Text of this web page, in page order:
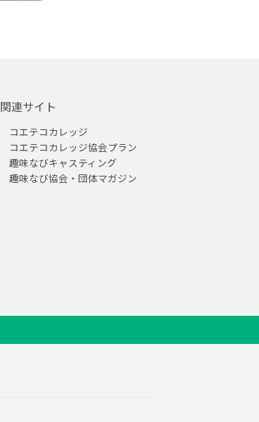
関連サイト
コエテコカレッジ
コエテコカレッジ協会プラン
趣味なびキャスティング
趣味なび協会・団体マガジン